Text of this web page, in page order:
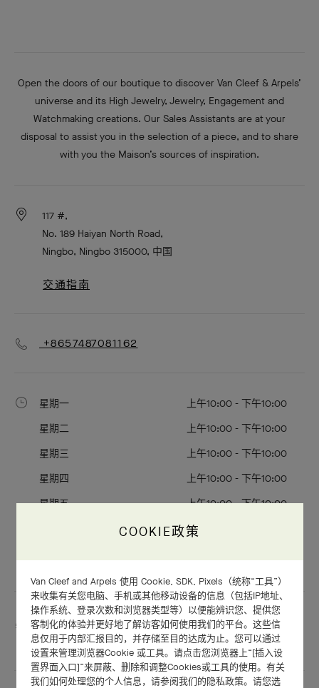
Open the doors of our boutique to discover Van Cleef & Arpels’
universe and its High Jewelry, Jewelry, Engagement and
Watchmaking creations. Our Sales Assistants are at your
disposal to assist you in the selection of a piece, and to share
with you the Maison’s sources of inspiration.
117 #,
No. 189 Haiyan North Road,
Ningbo, Ningbo 315000, 中国
交通指南
+8657487081162
星期一
上午10:00 - 下午10:00
星期二
上午10:00 - 下午10:00
星期三
上午10:00 - 下午10:00
星期四
上午10:00 - 下午10:00
星期五
上午10:00 - 下午10:00
上午10:00 - 下午10:00
服务包括
抛光
COOKIE政策
Van Cleef and Arpels 使用 Cookie, SDK, Pixels（统称“工具”）
来收集有关您电脑、手机或其他移动设备的信息（包括IP地址、
操作系统、登录次数和浏览器类型等）以便能辨识您、提供您
客制化的体验并更好地了解访客如何使用我们的平台。这些信
息仅用于内部汇报目的，并存储至目的达成为止。您可以通过
设置来管理浏览器Cookie 或工具。请点击您浏览器上“[插入设
置界面入口]”来屏蔽、删除和调整Cookies或工具的使用。有关
我们如何处理您的个人信息，请参阅我们的隐私政策。请您选